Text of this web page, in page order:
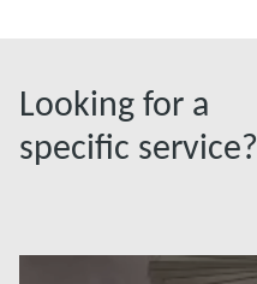
Looking for a
specific service?